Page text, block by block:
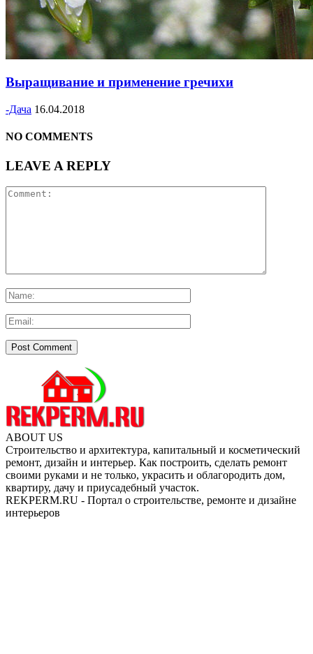
Выращивание и применение гречихи
-Дача 16.04.2018
NO COMMENTS
LEAVE A REPLY
ABOUT US
Строительство и архитектура, капитальный и косметический
ремонт, дизайн и интерьер. Как построить, сделать ремонт
своими руками и не только, украсить и облагородить дом,
квартиру, дачу и приусадебный участок.
REKPERM.RU - Портал о строительстве, ремонте и дизайне
интерьеров